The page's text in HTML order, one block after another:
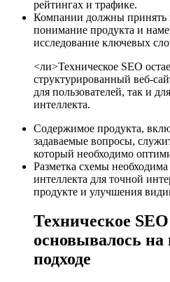
рейтингах и трафике.
Компании должны принять
понимание продукта и
исследование ключевых
<ли>Техническое SEO
структурированный веб-
для пользователей, так и
интеллекта.
Содержимое продукта,
задаваемые вопросы,
который необходимо
Разметка схемы
интеллекта для точной
продукте и улучшения
Техническое SEO
основывалось на
подходе